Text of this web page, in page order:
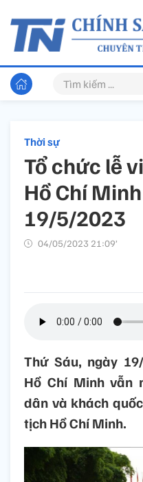
Thời sự
Tổ chức lễ
Hồ Chí
19/5/2023
04/05/2023 21:09’
Thứ Sáu, ngày
Hồ Chí Minh vẫn
dân và khách
tịch Hồ Chí Minh.